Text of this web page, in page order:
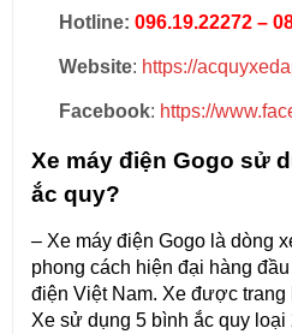
Hotline: 096.19.22272 –
Website: https://
Facebook: https://
Xe máy điện Gogo sử
ắc quy?
– Xe máy điện Gogo là dòng
phong cách hiện đại hàng
điện Việt Nam. Xe được
Xe sử dụng 5 bình ắc quy